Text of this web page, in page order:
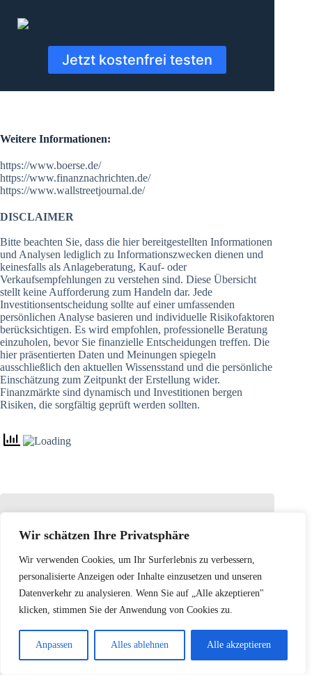
Wir schätzen Ihre Privatsphäre
Wir verwenden Cookies, um Ihr Surferlebnis zu verbessern,
personalisierte Anzeigen oder Inhalte einzusetzen und unseren
Datenverkehr zu analysieren. Wenn Sie auf „Alle akzeptieren"
klicken, stimmen Sie der Anwendung von Cookies zu.
Anpassen Alles ablehnen Alle akzeptieren
Jetzt kostenfrei testen
Weitere Informationen:
https://www.boerse.de/
https://www.finanznachrichten.de/
https://www.wallstreetjournal.de/
DISCLAIMER
Bitte beachten Sie, dass die hier bereitgestellten Informationen
und Analysen lediglich zu Informationszwecken dienen und
keinesfalls als Anlageberatung, Kauf- oder
Verkaufsempfehlungen zu verstehen sind. Diese Übersicht
stellt keine Aufforderung zum Handeln dar. Jede
Investitionsentscheidung sollte auf einer umfassenden
persönlichen Analyse basieren und individuelle Risikofaktoren
berücksichtigen. Es wird empfohlen, professionelle Beratung
einzuholen, bevor Sie finanzielle Entscheidungen treffen. Die
hier präsentierten Daten und Meinungen spiegeln
ausschließlich den aktuellen Wissensstand und die persönliche
Einschätzung zum Zeitpunkt der Erstellung wider.
Finanzmärkte sind dynamisch und Investitionen bergen
Risiken, die sorgfältig geprüft werden sollten.
Melden Sie sich jetzt bei unserem
KOSTENLOSEN Newsletteran. Hiermit erhalten
Ihren Börsenhandel noch erfolgreicher zu machen!
Einfach abonieren und 3x wöchentlich die neusten
Analysen in Ihr E-Mail-Postfach.